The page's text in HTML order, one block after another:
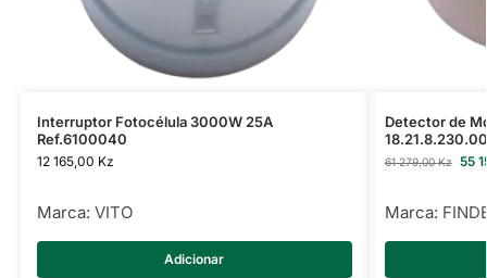
Interruptor Fotocélula 3000W 25A
Ref.6100040
12 165,00 Kz
Marca: VITO
Adicionar
Detector de
61 279,00Kz 55
Marca: